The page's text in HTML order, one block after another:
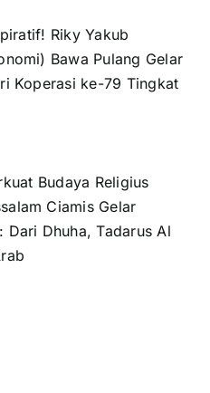
Riky Yakub
Bawa Pulang Gelar
Koperasi ke-79 Tingkat
Budaya Religius
Ciamis Gelar
Dari Dhuha, Tadarus Al